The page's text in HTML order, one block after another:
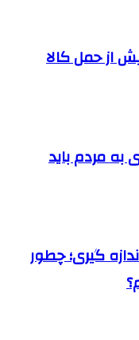
از حمل کالا
مردم باید
گیری؛ چطور